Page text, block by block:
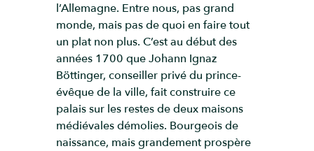
l’Allemagne. Entre nous, pas grand
monde, mais pas de quoi en faire tout
un plat non plus. C’est au début des
années 1700 que Johann Ignaz
Böttinger, conseiller privé du prince-
évêque de la ville, fait construire ce
palais sur les restes de deux maisons
médiévales démolies. Bourgeois de
naissance, mais grandement prospère